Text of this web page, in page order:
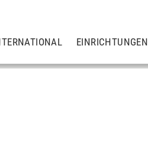
EINRICHTUNGEN